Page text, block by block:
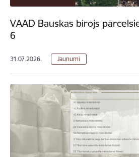
VAAD Bauskas birojs
6
31.07.2026. Jaunumi